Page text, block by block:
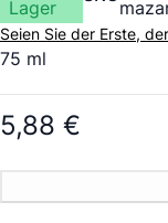
Lager
Seien Sie der Erste,
75 ml
5,88 €